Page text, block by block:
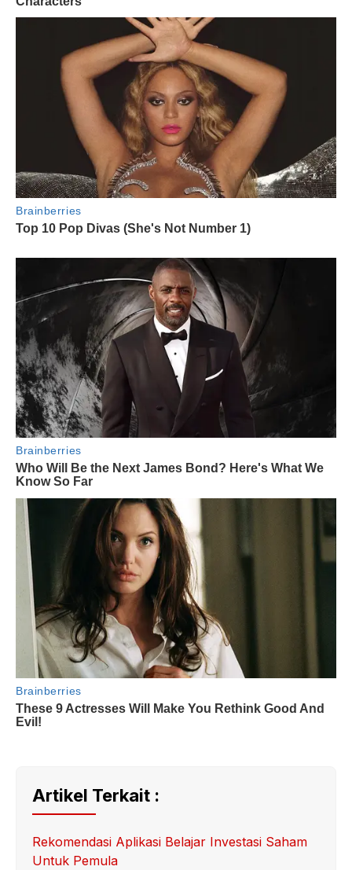
Artikel Terkait :
Rekomendasi Aplikasi Belajar Investasi Saham
Untuk Pemula